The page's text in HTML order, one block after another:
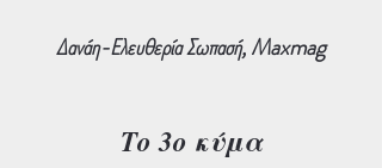
Δανάη-Ελευθερία Σωπασή, Maxmag
Το 3ο κύμα